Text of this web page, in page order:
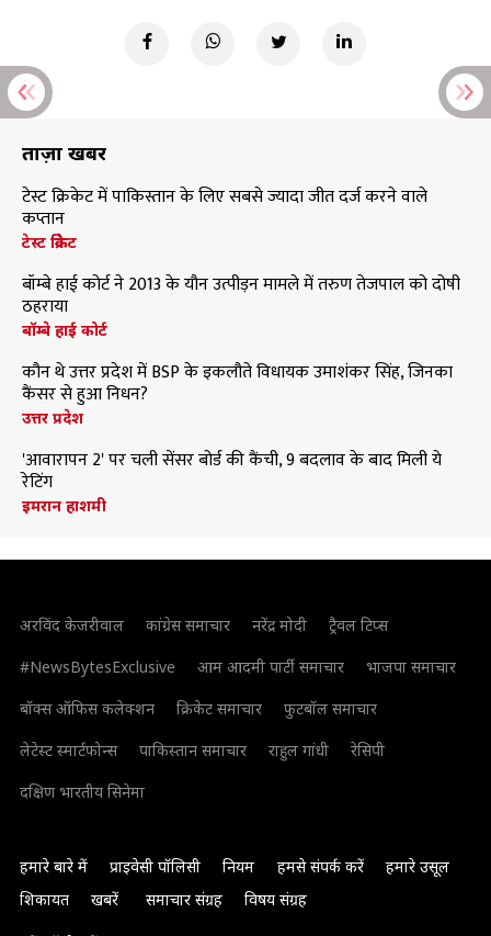
ताज़ा खबरें
टेस्ट क्रिकेट में पाकिस्तान के लिए सबसे ज्यादा जीत दर्ज करने वाले
कप्तान
टेस्ट क्रिकेट
बॉम्बे हाई कोर्ट ने 2013 के यौन उत्पीड़न मामले में तरुण तेजपाल को दोषी
ठहराया
बॉम्बे हाई कोर्ट
कौन थे उत्तर प्रदेश में BSP के इकलौते विधायक उमाशंकर सिंह, जिनका
कैंसर से हुआ निधन?
उत्तर प्रदेश
'आवारापन 2' पर चली सेंसर बोर्ड की कैंची, 9 बदलाव के बाद मिली ये
रेटिंग
इमरान हाशमी
अरविंद केजरीवाल कांग्रेस समाचार नरेंद्र मोदी
ट्रैवल टिप्स
#NewsBytesExclusive
आम आदमी पार्टी समाचार
भाजपा समाचार
बॉक्स ऑफिस कलेक्शन
क्रिकेट समाचार
फुटबॉल समाचार
लेटेस्ट स्मार्टफोन्स
पाकिस्तान समाचार राहुल गांधी
रेसिपी
दक्षिण भारतीय सिनेमा
हमारे बारे में प्राइवेसी पॉलिसी नियम हमसे संपर्क करें
हमारे उसूल
शिकायत
खबरें समाचार संग्रह विषय संग्रह